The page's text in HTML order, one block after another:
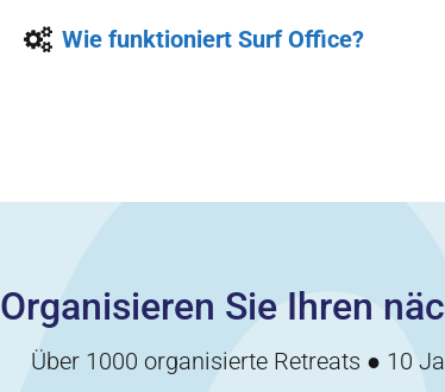
Wie funktioniert Surf Office?
Organisieren Sie Ihren
Über 1000 organisierte Retreats ● 10